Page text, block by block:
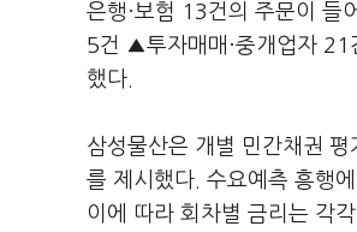
은행·보험 13건의 주문이
5건 ▲투자매매·중개업자 21
했다.
삼성물산은 개별 민간채권
를 제시했다. 수요예측 흥행
이에 따라 회차별 금리는 각